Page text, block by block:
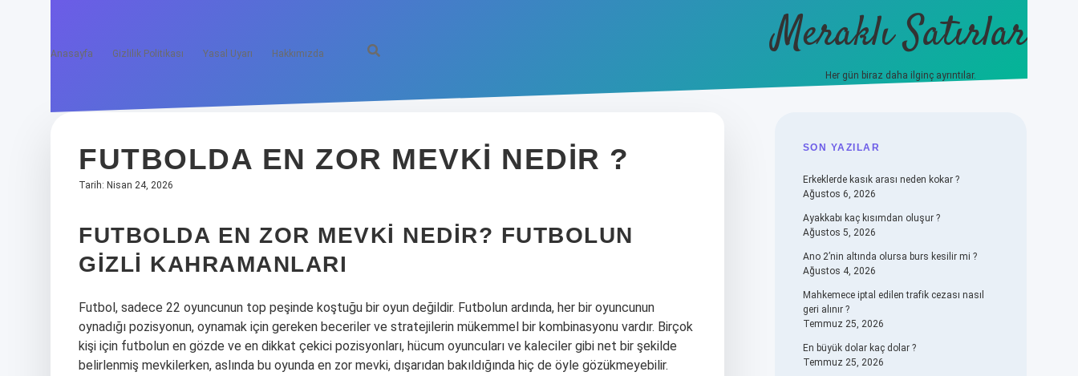
Anasayfa Gizlilik Politikası Yasal Uyarı Hakkımızda Meraklı Satırlar
Her gün biraz daha ilginç ayrıntılar.
FUTBOLDA EN ZOR MEVKI NEDIR ?
Tarih: Nisan 24, 2026
FUTBOLDA EN ZOR MEVKI NEDIR? FUTBOLUN
GIZLI KAHRAMANLARI
Futbol, sadece 22 oyuncunun top peşinde koştuğu bir oyun değildir. Futbolun ardında, her bir oyuncunun
oynadığı pozisyonun, oynamak için gereken beceriler ve stratejilerin mükemmel bir kombinasyonu vardır. Birçok
kişi için futbolun en gözde ve en dikkat çekici pozisyonları, hücum oyuncuları ve kaleciler gibi net bir şekilde
belirlenmiş mevkilerken, aslında bu oyunda en zor mevki, dışarıdan bakıldığında hiç de öyle gözükmeyebilir.
SIDEBAR
SON YAZILAR
Erkeklerde kasık arası neden kokar ?
Ağustos 6, 2026
Ayakkabı kaç kısımdan oluşur ?
Ağustos 5, 2026
Ano 2’nin altında olursa burs kesilir mi ?
Ağustos 4, 2026
Mahkemece iptal edilen trafik cezası nasıl
geri alınır ?
Temmuz 25, 2026
En büyük dolar kaç dolar ?
Temmuz 25, 2026